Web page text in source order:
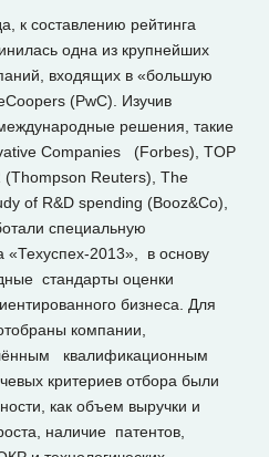
к составлению рейтинга
одна из крупнейших
входящих в «большую
(PwC). Изучив
решения, такие
Companies (Forbes), TOP
Reuters), The
of R&D spending (Booz&Co),
специальную
«Техуспех-2013», в основу
стандарты оценки
бизнеса. Для
компании,
квалификационным
критериев отбора были
как объем выручки и
наличие патентов,